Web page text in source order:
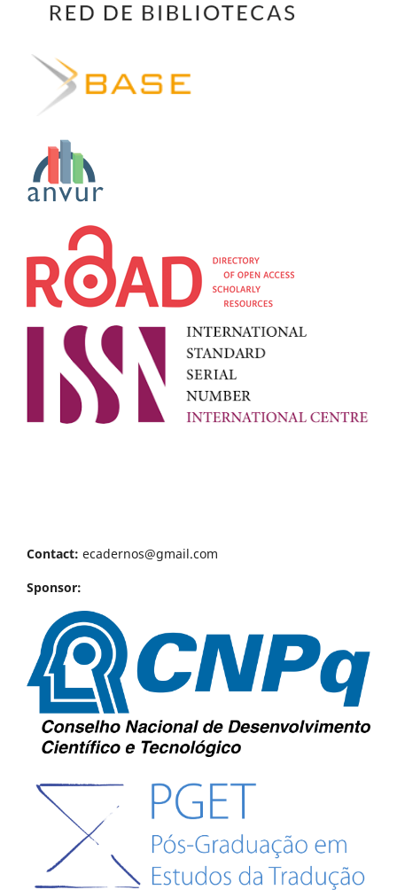
Contact: ecadernos@gmail.com
Sponsor: